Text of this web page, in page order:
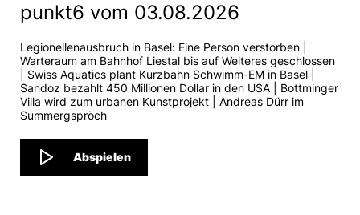
punkt6 vom 03.08.2026
Legionellenausbruch in Basel: Eine Person verstorben |
Warteraum am Bahnhof Liestal bis auf Weiteres geschlossen
| Swiss Aquatics plant Kurzbahn Schwimm-EM in Basel |
Sandoz bezahlt 450 Millionen Dollar in den USA | Bottminger
Villa wird zum urbanen Kunstprojekt | Andreas Dürr im
Summergspröch
Abspielen